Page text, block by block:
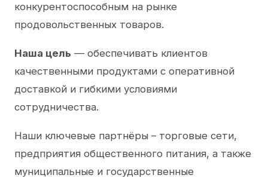
конкурентоспособным на рынке
продовольственных товаров.
Наша цель — обеспечивать клиентов
качественными продуктами с оперативной
доставкой и гибкими условиями
сотрудничества.
Наши ключевые партнёры – торговые сети,
предприятия общественного питания, а также
муниципальные и государственные